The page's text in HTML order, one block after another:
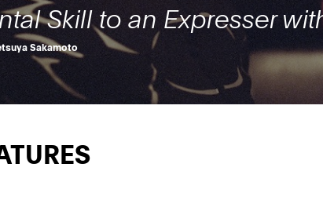
Skill to an Expresser
Sakamoto